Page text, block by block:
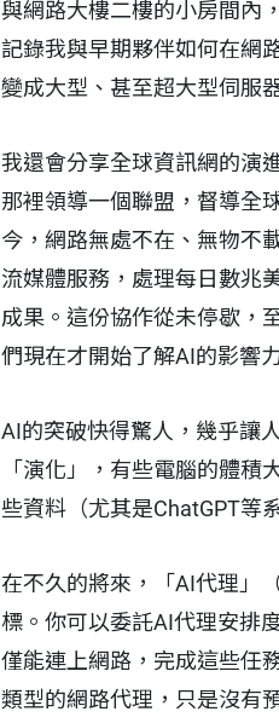
與網路大樓二樓的小房間內
記錄我與早期夥伴如何在網
變成大型、甚至超大型伺服
我還會分享全球資訊網的演
那裡領導一個聯盟，督導全
今，網路無處不在、無物不
流媒體服務，處理每日數兆
成果。這份協作從未停歇，
們現在才開始了解AI的影響
AI的突破快得驚人，幾乎讓
「演化」，有些電腦的體
些資料（尤其是ChatGPT等
在不久的將來，「AI代理」
標。你可以委託AI代理安排
僅能連上網路，完成這些任
類型的網路代理，只是沒有